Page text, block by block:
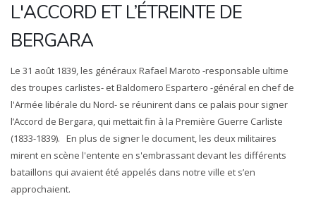
L'ACCORD ET L’ÉTREINTE DE
BERGARA
Le 31 août 1839, les généraux Rafael Maroto -responsable ultime
des troupes carlistes- et Baldomero Espartero -général en chef de
l'Armée libérale du Nord- se réunirent dans ce palais pour signer
l’Accord de Bergara, qui mettait fin à la Première Guerre Carliste
(1833-1839). En plus de signer le document, les deux militaires
mirent en scène l'entente en s'embrassant devant les différents
bataillons qui avaient été appelés dans notre ville et s’en
approchaient.